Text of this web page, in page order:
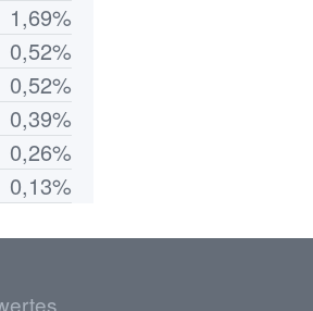
1,69%
0,52%
0,52%
0,39%
0,26%
0,13%